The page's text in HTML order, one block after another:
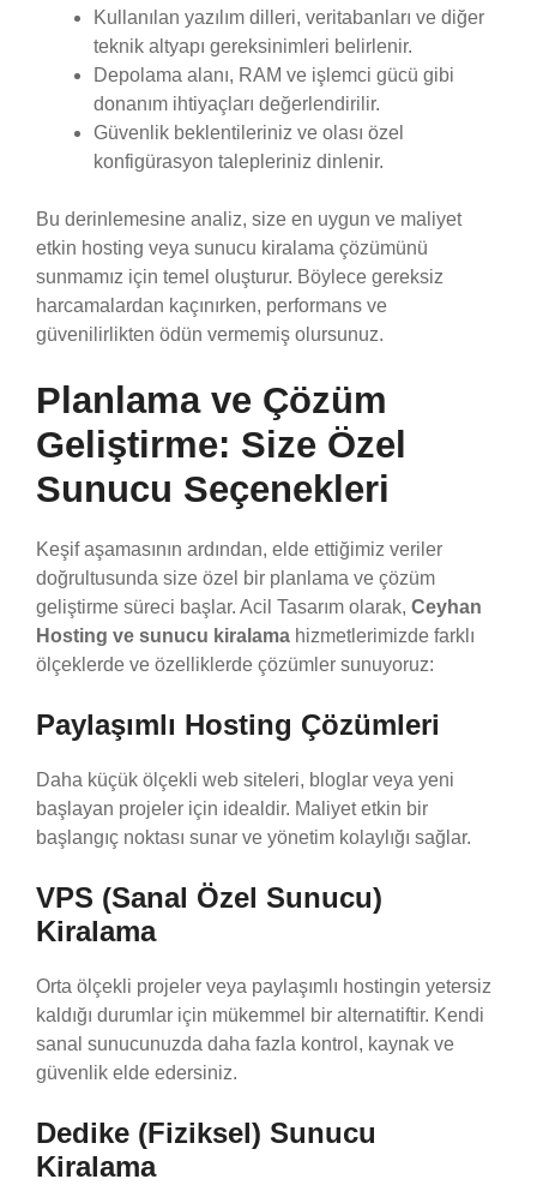
Kullanılan yazılım dilleri, veritabanları ve diğer
teknik altyapı gereksinimleri belirlenir.
Depolama alanı, RAM ve işlemci gücü gibi
donanım ihtiyaçları değerlendirilir.
Güvenlik beklentileriniz ve olası özel
konfigürasyon talepleriniz dinlenir.
Bu derinlemesine analiz, size en uygun ve maliyet
etkin hosting veya sunucu kiralama çözümünü
sunmamız için temel oluşturur. Böylece gereksiz
harcamalardan kaçınırken, performans ve
güvenilirlikten ödün vermemiş olursunuz.
Planlama ve Çözüm
Geliştirme: Size Özel
Sunucu Seçenekleri
Keşif aşamasının ardından, elde ettiğimiz veriler
doğrultusunda size özel bir planlama ve çözüm
geliştirme süreci başlar. Acil Tasarım olarak, Ceyhan
Hosting ve sunucu kiralama hizmetlerimizde farklı
ölçeklerde ve özelliklerde çözümler sunuyoruz:
Paylaşımlı Hosting Çözümleri
Daha küçük ölçekli web siteleri, bloglar veya yeni
başlayan projeler için idealdir. Maliyet etkin bir
başlangıç noktası sunar ve yönetim kolaylığı sağlar.
VPS (Sanal Özel Sunucu)
Kiralama
Orta ölçekli projeler veya paylaşımlı hostingin yetersiz
kaldığı durumlar için mükemmel bir alternatiftir. Kendi
sanal sunucunuzda daha fazla kontrol, kaynak ve
güvenlik elde edersiniz.
Dedike (Fiziksel) Sunucu
Kiralama